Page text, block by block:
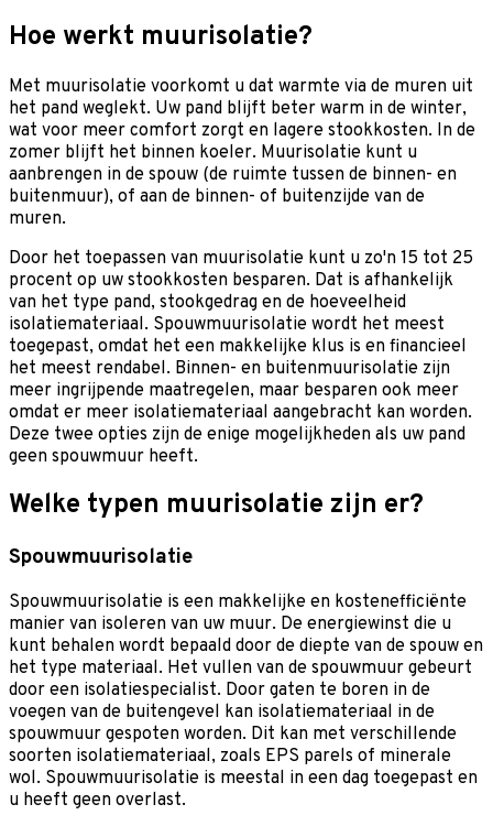
Hoe werkt muurisolatie?
Met muurisolatie voorkomt u dat warmte via de muren uit
het pand weglekt. Uw pand blijft beter warm in de winter,
wat voor meer comfort zorgt en lagere stookkosten. In de
zomer blijft het binnen koeler. Muurisolatie kunt u
aanbrengen in de spouw (de ruimte tussen de binnen- en
buitenmuur), of aan de binnen- of buitenzijde van de
muren.
Door het toepassen van muurisolatie kunt u zo'n 15 tot 25
procent op uw stookkosten besparen. Dat is afhankelijk
van het type pand, stookgedrag en de hoeveelheid
isolatiemateriaal. Spouwmuurisolatie wordt het meest
toegepast, omdat het een makkelijke klus is en financieel
het meest rendabel. Binnen- en buitenmuurisolatie zijn
meer ingrijpende maatregelen, maar besparen ook meer
omdat er meer isolatiemateriaal aangebracht kan worden.
Deze twee opties zijn de enige mogelijkheden als uw pand
geen spouwmuur heeft.
Welke typen muurisolatie zijn er?
Spouwmuurisolatie
Spouwmuurisolatie is een makkelijke en kostenefficiënte
manier van isoleren van uw muur. De energiewinst die u
kunt behalen wordt bepaald door de diepte van de spouw en
het type materiaal. Het vullen van de spouwmuur gebeurt
door een isolatiespecialist. Door gaten te boren in de
voegen van de buitengevel kan isolatiemateriaal in de
spouwmuur gespoten worden. Dit kan met verschillende
soorten isolatiemateriaal, zoals EPS parels of minerale
wol. Spouwmuurisolatie is meestal in een dag toegepast en
u heeft geen overlast.